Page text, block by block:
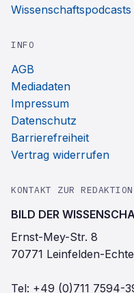
Wissenschaftspodcasts
INFO
AGB
Mediadaten
Impressum
Datenschutz
Barrierefreiheit
Vertrag widerrufen
KONTAKT ZUR REDAKTION
BILD DER
Ernst-Mey-Str. 8
70771 Leinfelden-
Tel: +49 (0)711 7594-